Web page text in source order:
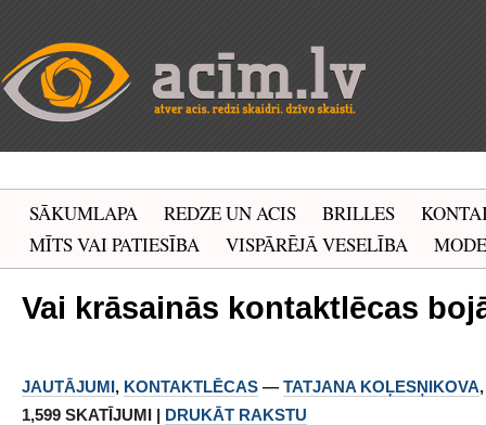
SĀKUMLAPA REDZE UN ACIS BRILLES
MĪTS VAI PATIESĪBA
VISPĀRĒJĀ VESELĪBA MODE
Vai krāsainās kontaktlēcas
JAUTĀJUMI, KONTAKTLĒCAS — TATJANA KOĻESŅIKOVA
1,599 SKATĪJUMI | DRUKĀT RAKSTU